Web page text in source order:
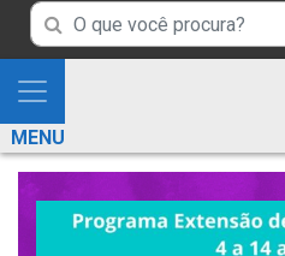
Campo
de
Busca
de
informações
Campo
de
de
informações
Mostra
e
Esconde
Menu
MENU